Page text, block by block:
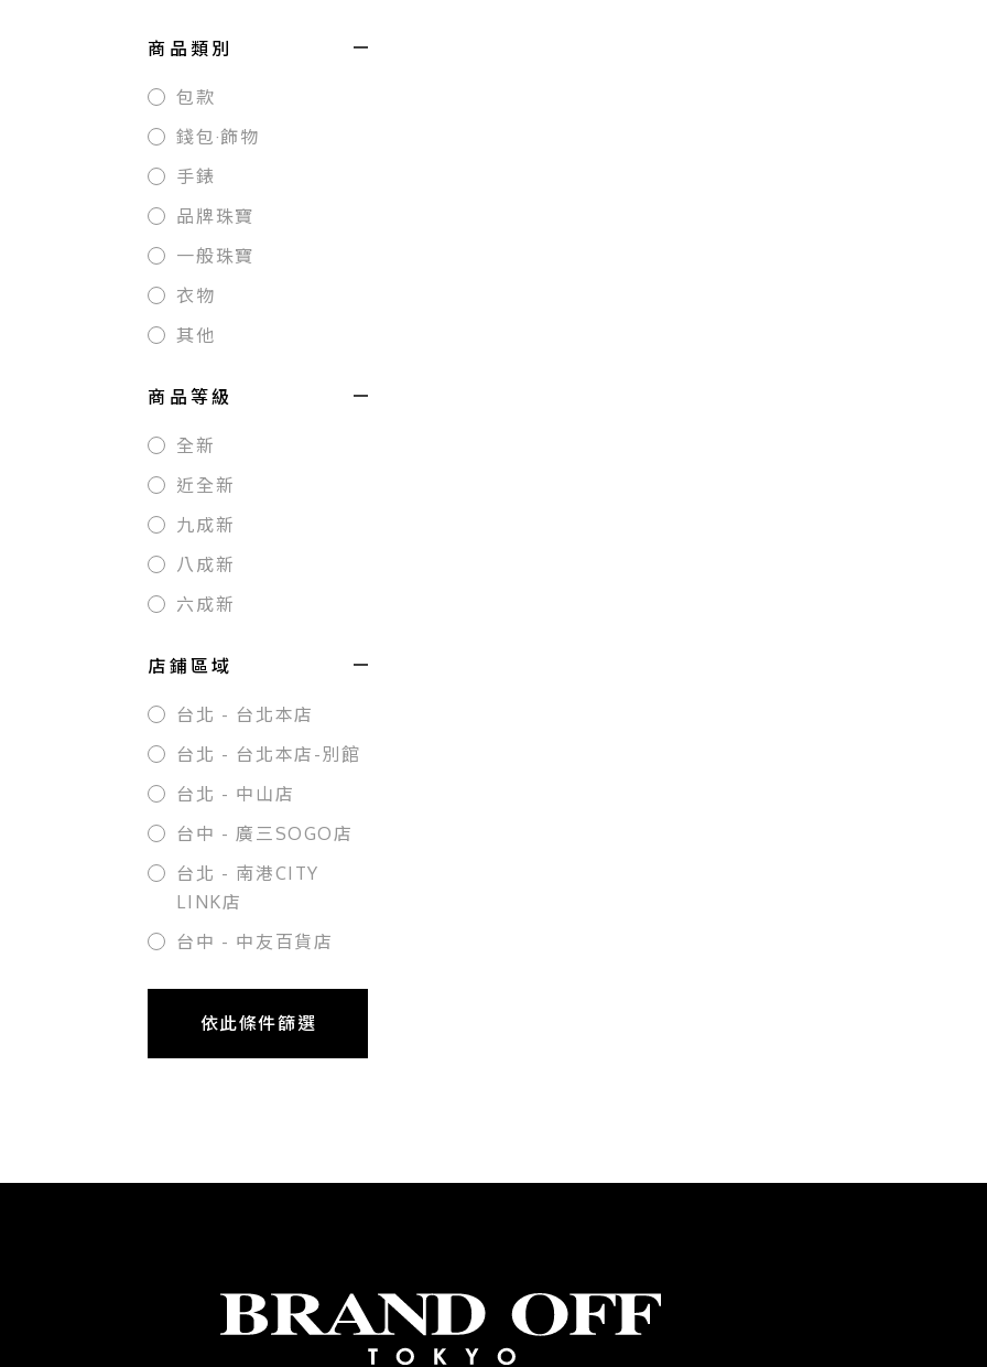
商品類別
包款
錢包·飾物
手錶
品牌珠寶
一般珠寶
衣物
其他
商品等級
全新
近全新
九成新
八成新
六成新
店鋪區域
台北 - 台北本店
台北 - 台北本店-別館
台北 - 中山店
台中 - 廣三SOGO店
台北 - 南港CITY
LINK店
台中 - 中友百貨店
依此條件篩選